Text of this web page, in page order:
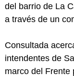
del barrio de La
a través de un
Consultada
intendentes de
marco del Frente